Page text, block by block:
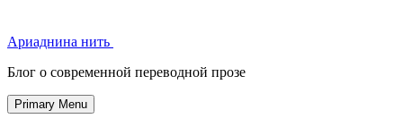
Ариаднина нить
Блог о современной переводной прозе
Primary Menu